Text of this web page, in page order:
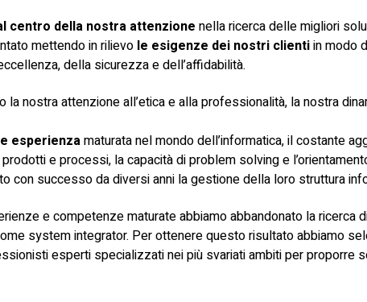
centro della nostra attenzione nella ricerca delle migliori
mettendo in rilievo le esigenze dei nostri clientiin modo
della sicurezza e dell’affidabilità.
la nostra attenzione all’etica e alla professionalità, la nostra
esperienzamaturata nel mondo dell’informatica, il costante
e processi, la capacità di problem solving e
con successo da diversi anni la gestione della loro struttura
e competenze maturate abbiamo abbandonato la
system integrator. Per ottenere questo risultato abbiamo
esperti specializzati nei più svariati ambiti per proporre